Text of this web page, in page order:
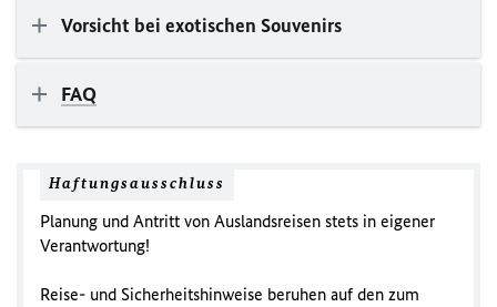
Vorsicht bei exotischen Souvenirs
FAQ
Haftungsausschluss
Planung und Antritt von Auslandsreisen stets in eigener
Verantwortung!
Reise- und Sicherheitshinweise beruhen auf den zum